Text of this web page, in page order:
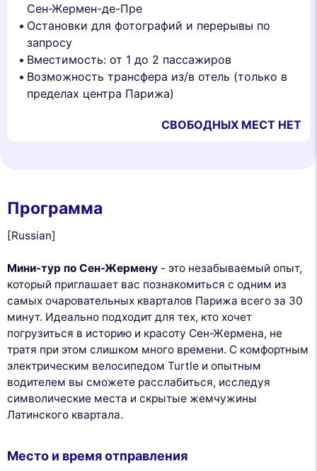
Сен-Жермен-де-Пре
Остановки для фотографий и перерывы по
запросу
Вместимость: от 1 до 2 пассажиров
Возможность трансфера из/в отель (только в
пределах центра Парижа)
СВОБОДНЫХ МЕСТ НЕТ
Программа
[Russian]
Мини-тур по Сен-Жермену - это незабываемый опыт,
который приглашает вас познакомиться с одним из
самых очаровательных кварталов Парижа всего за 30
минут. Идеально подходит для тех, кто хочет
погрузиться в историю и красоту Сен-Жермена, не
тратя при этом слишком много времени. С комфортным
электрическим велосипедом Turtle и опытным
водителем вы сможете расслабиться, исследуя
символические места и скрытые жемчужины
Латинского квартала.
Место и время отправления